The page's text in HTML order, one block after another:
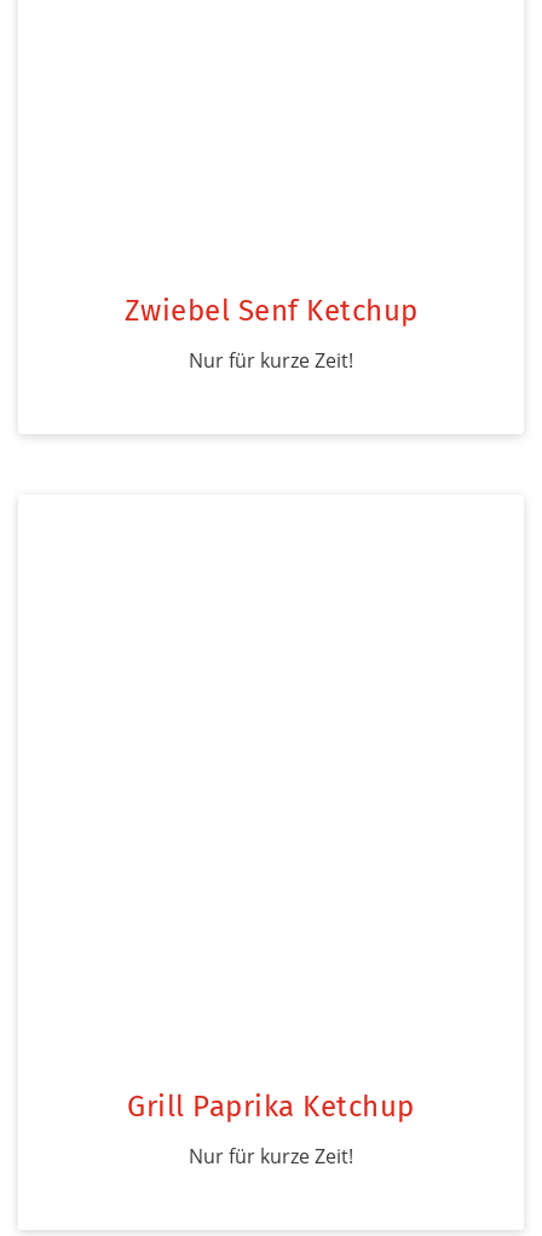
Zwiebel Senf Ketchup
Nur für kurze Zeit!
Grill Paprika Ketchup
Nur für kurze Zeit!